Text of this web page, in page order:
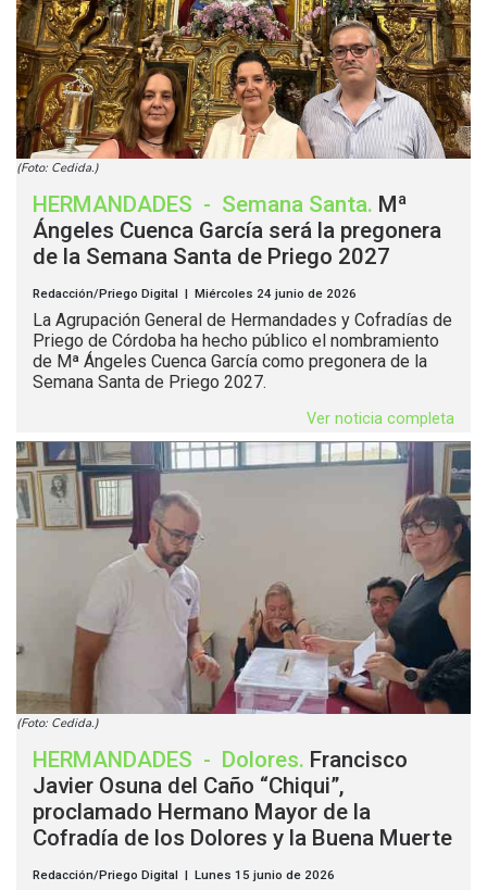
(Foto: Cedida.)
HERMANDADES - Semana Santa. Mª
Ángeles Cuenca García será la pregonera
de la Semana Santa de Priego 2027
Redacción/Priego Digital | Miércoles 24 junio de 2026
La Agrupación General de Hermandades y Cofradías de
Priego de Córdoba ha hecho público el nombramiento
de Mª Ángeles Cuenca García como pregonera de la
Semana Santa de Priego 2027.
Ver noticia completa
(Foto: Cedida.)
HERMANDADES - Dolores. Francisco
Javier Osuna del Caño “Chiqui”,
proclamado Hermano Mayor de la
Cofradía de los Dolores y la Buena Muerte
Redacción/Priego Digital | Lunes 15 junio de 2026